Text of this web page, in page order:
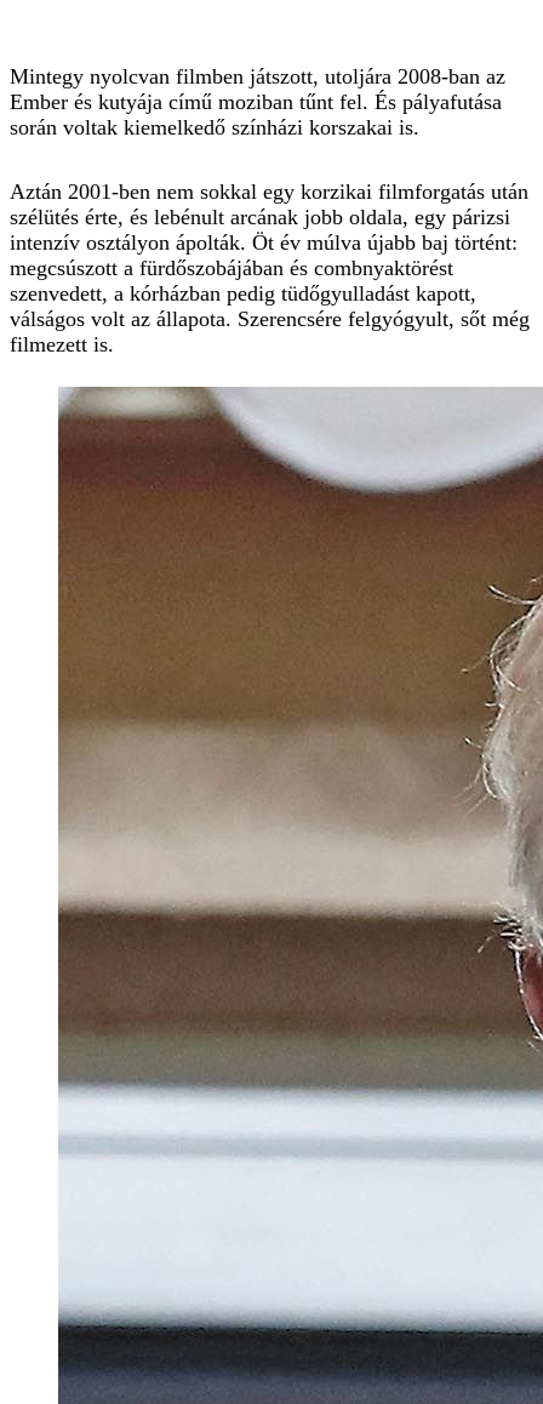
Mintegy nyolcvan filmben játszott, utoljára 2008-ban az
Ember és kutyája című moziban tűnt fel. És pályafutása
során voltak kiemelkedő színházi korszakai is.
Aztán 2001-ben nem sokkal egy korzikai filmforgatás után
szélütés érte, és lebénult arcának jobb oldala, egy párizsi
intenzív osztályon ápolták. Öt év múlva újabb baj történt:
megcsúszott a fürdőszobájában és combnyaktörést
szenvedett, a kórházban pedig tüdőgyulladást kapott,
válságos volt az állapota. Szerencsére felgyógyult, sőt még
filmezett is.